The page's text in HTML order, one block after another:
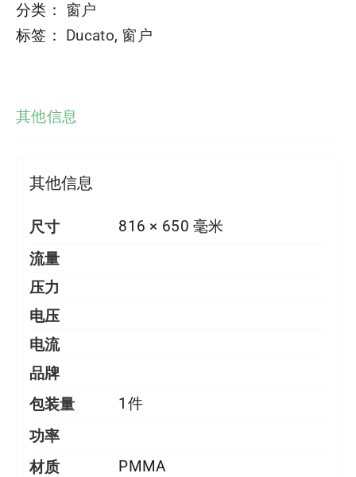
分类： 窗户
标签： Ducato, 窗户
其他信息
其他信息
尺寸 816 × 650 毫米
流量
压力
电压
电流
品牌
包装量
1件
功率
材质
PMMA